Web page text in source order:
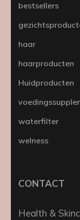
bestsellers
haar
haarproducten
Huidproducten
waterfilter
welness
CONTACT
Health &